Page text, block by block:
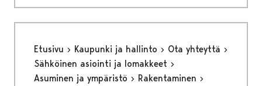
Etusivu Kaupunki ja hallinto
Ota yhteyttä
Sähköinen asiointi ja lomakkeet
Asuminen ja ympäristö
Rakentaminen